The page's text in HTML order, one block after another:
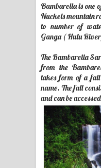
Sihina
පෙළ
Father
පෙළ
දන්නවාද
Bambarella is one
Nuckels mountain
to number of
Ganga ( Hulu
The Bambarella
from the
takes form of a
name. The fall
and can be